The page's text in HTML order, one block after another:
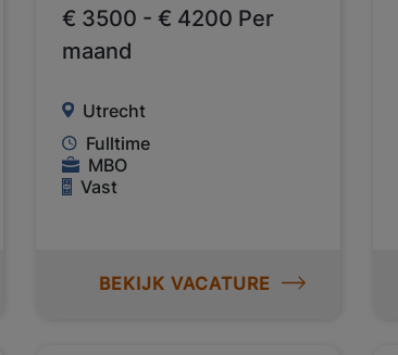
€ 3500 - € 4200 Per
maand
Utrecht
Fulltime
MBO
Vast
BEKIJK VACATURE